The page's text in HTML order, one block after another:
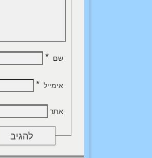
שם *
אימייל *
אתר